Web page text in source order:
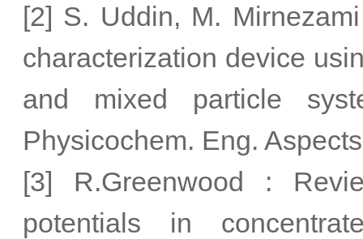
[2] S. Uddin, M.
characterization device
and mixed particle
Physicochem. Eng.
[3] R.Greenwood :
potentials in